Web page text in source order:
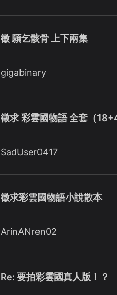
徵 願乞骸骨 上下兩集
gigabinary
徵求 彩雲國物語 全套（
SadUser0417
徵求彩雲國物語小說散本
ArinANren02
Re: 要拍彩雲國真人版！？